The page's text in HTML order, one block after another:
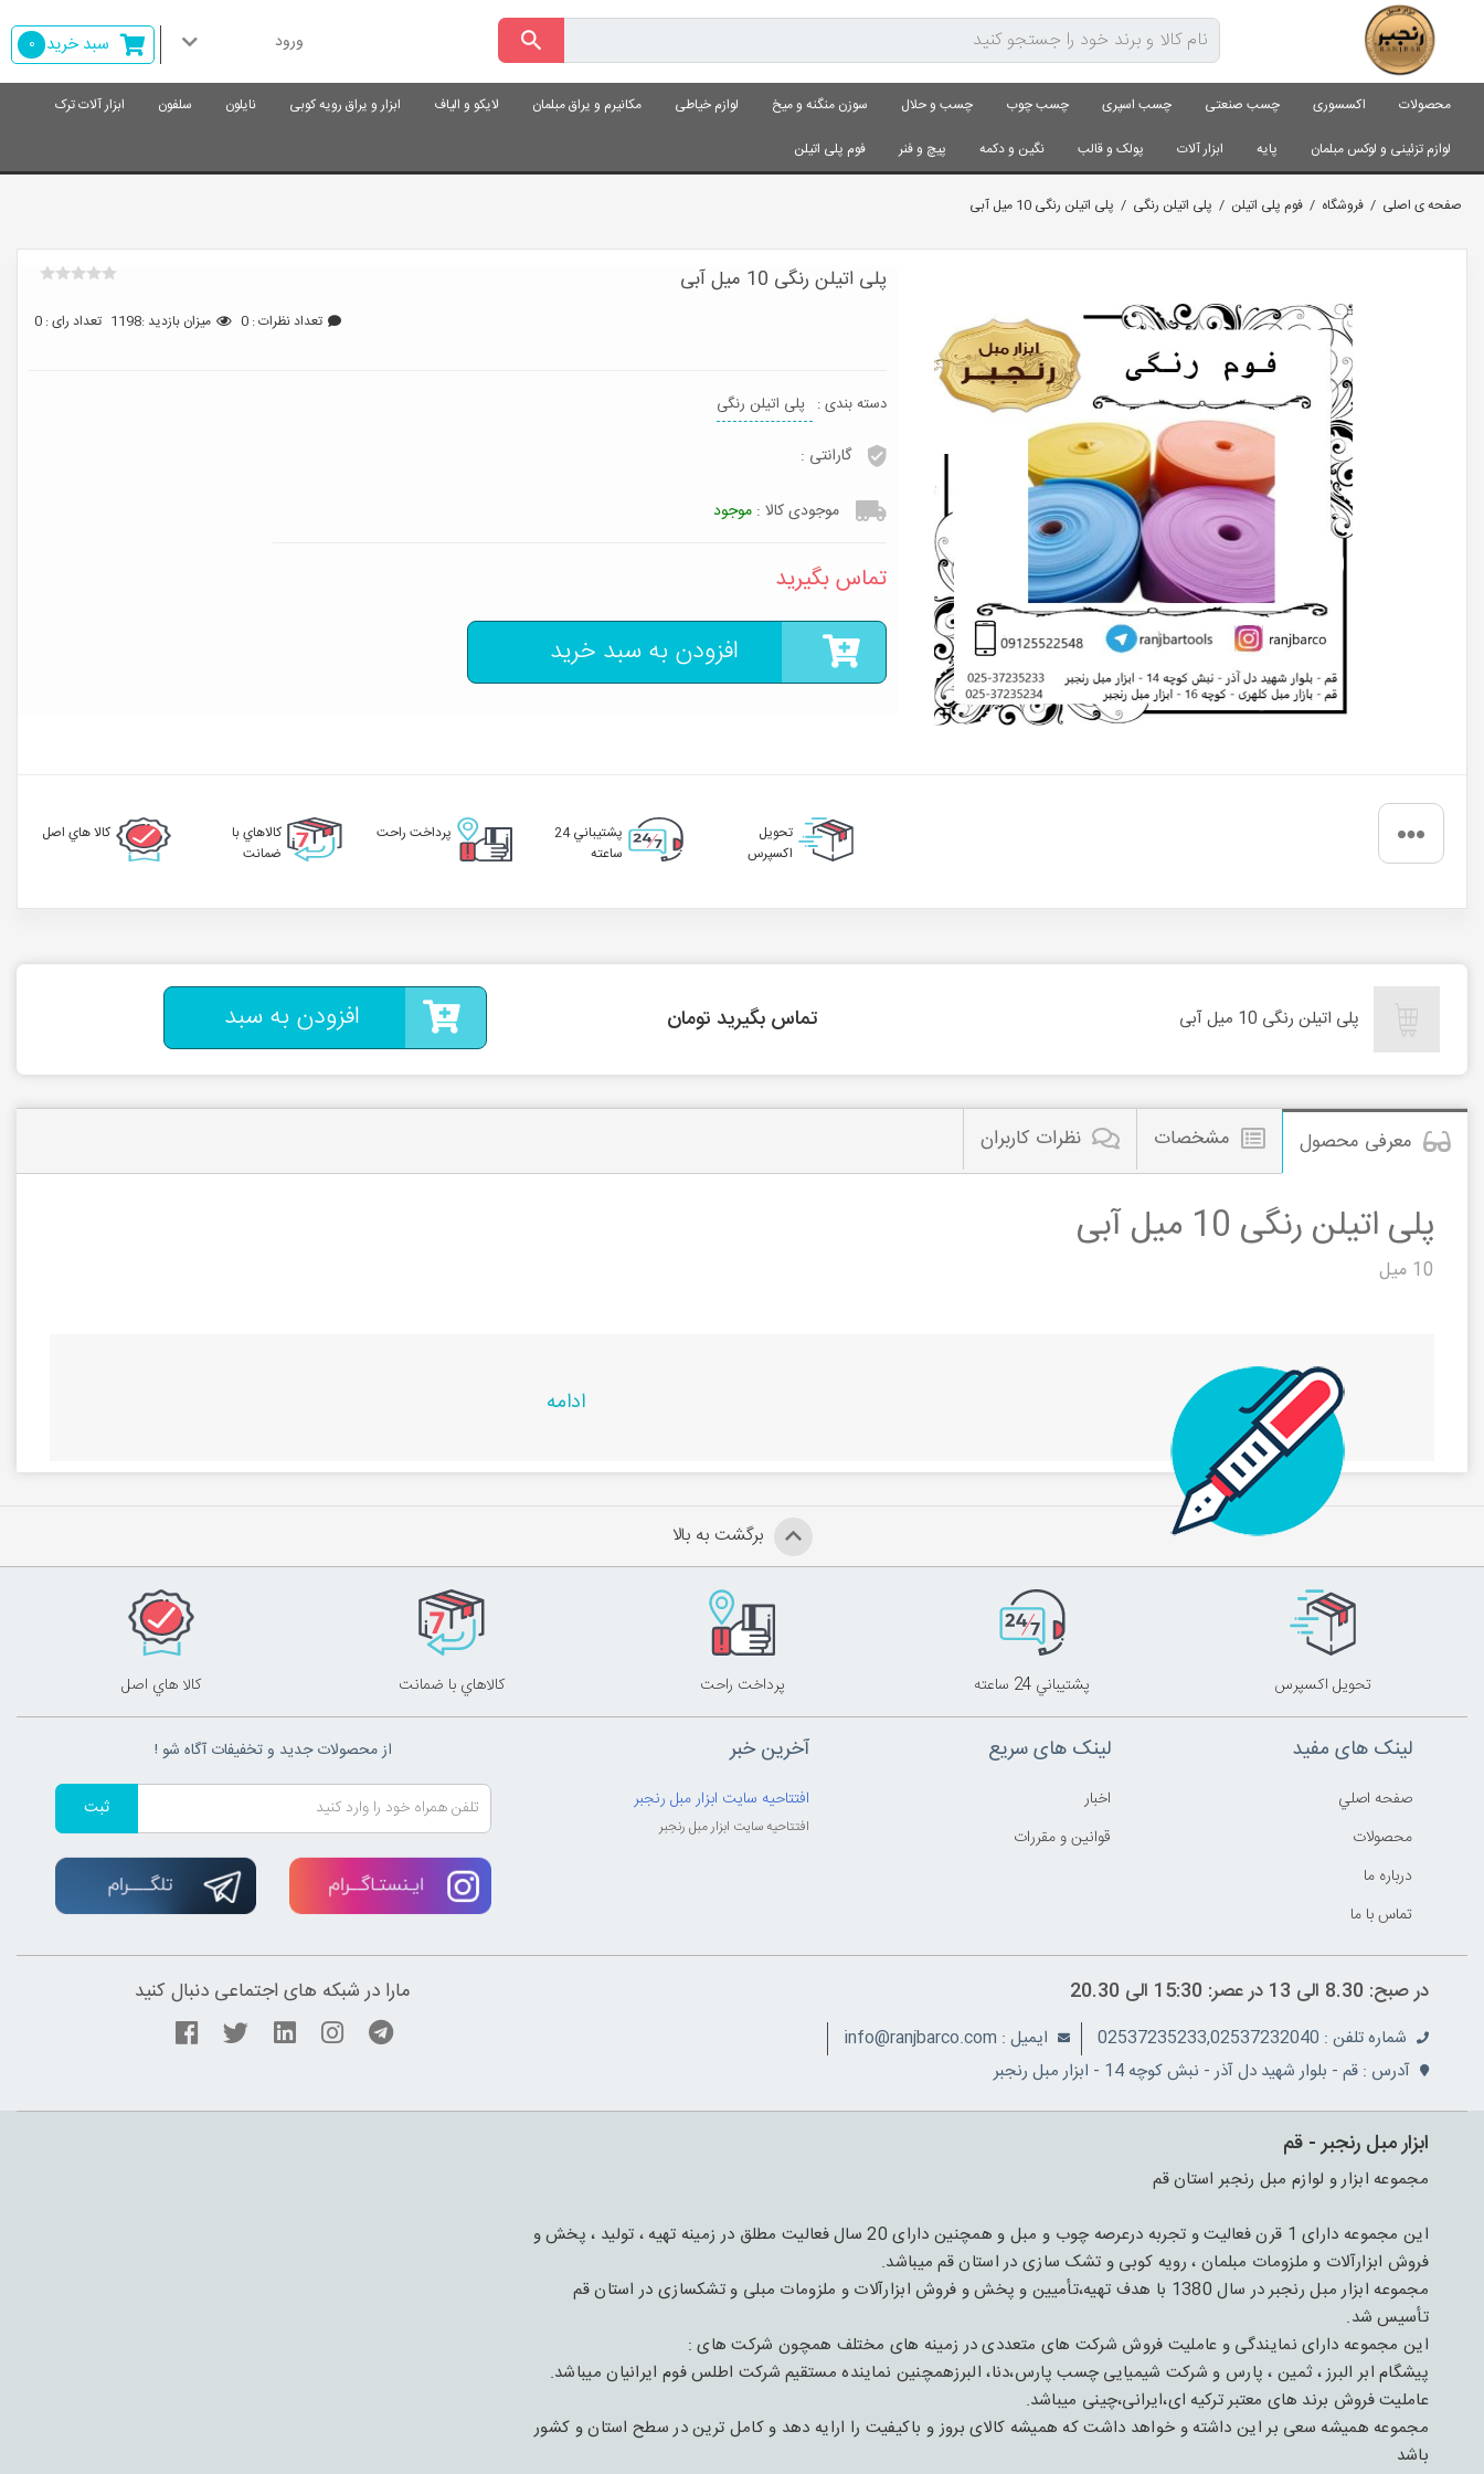
سبد خرید 0 ورود
محصولات اکسسوری چسب صنعتی چسب اسپری چسب چوب چسب و حلال سوزن منگنه و میخ لوازم خیاطی مکانیرم و یراق مبلمان لایکو و الیاف ابزار و یراق رویه کوبی نایلون سلفون
ابزار آلات ترک
لوازم تزئینی و لوکس مبلمان
پایه ابزار آلات پولک و قالب نگین و دکمه پیچ و فنر فوم پلی اتیلن
صفحه ی اصلی / فروشگاه / فوم پلی اتیلن / پلی اتیلن رنگی / پلی اتیلن رنگی 10 میل آبی
پلی اتیلن رنگی 10 میل آبی
تعداد رای : 0 میزان بازدید :1198 تعداد نظرات : 0
دسته بندی : پلی اتیلن رنگی
گارانتی :
موجودی کالا : موجود
تماس بگیرید
افزودن به سبد خرید
تحويل
اکسپرس
پشتيباني 24
ساعته
پرداخت راحت
کالاهاي با
ضمانت
کالا هاي اصل
پلی اتیلن رنگی 10 میل آبی تماس بگیرید تومان افزودن به سبد
معرفی محصول مشخصات نظرات کاربران
پلی اتیلن رنگی 10 میل آبی
10 میل
ادامه
برگشت به بالا
تحويل اکسپرس پشتيباني 24 ساعته پرداخت راحت کالاهاي با ضمانت کالا هاي اصل
لینک های مفید
صفحه اصلي
محصولات
درباره ما
تماس با ما
لینک های سریع
اخبار
قوانين و مقررات
آخرین خبر
افتتاحیه سایت ابزار مبل رنجبر
افتتاحیه سایت ابزار مبل رنجبر
از محصولات جدید و تخفیفات آگاه شو !
ثبت
در صبح: 8.30 الی 13 در عصر: 15:30 الی 20.30
شماره تلفن : 02537235233,02537232040
ايميل : info@ranjbarco.com
آدرس : قم - بلوار شهید دل آذر - نبش کوچه 14 - ابزار مبل رنجبر
مارا در شبکه های اجتماعی دنبال کنید
ابزار مبل رنجبر - قم
مجموعه ابزار و لوازم مبل رنجبر استان قم
این مجموعه دارای 1 قرن فعالیت و تجربه درعرصه چوب و مبل و همچنین دارای 20 سال فعالیت مطلق در زمینه تهیه ، تولید ، پخش و
فروش ابزارآلات و ملزومات مبلمان ، رویه کوبی و تشک سازی در استان قم میباشد.
مجموعه ابزار مبل رنجبر در سال 1380 با هدف تهیه،تأمیین و پخش و فروش ابزارآلات و ملزومات مبلی و تشکسازی در استان قم
تأسیس شد.
این مجموعه دارای نمایندگی و عاملیت فروش شرکت های متعددی در زمینه های مختلف همچون شرکت های :
پیشگام ابر البرز ، ثمین ، پارس و شرکت شیمیایی چسب پارس،دنا، البرزهمچنین نماینده مستقیم شرکت اطلس فوم ایرانیان میباشد.
عاملیت فروش برند های معتبر ترکیه ای،ایرانی،چینی میباشد.
مجموعه همیشه سعی بر این داشته و خواهد داشت که همیشه کالای بروز و باکیفیت را ارایه دهد و کامل ترین در سطح استان و کشور
باشد